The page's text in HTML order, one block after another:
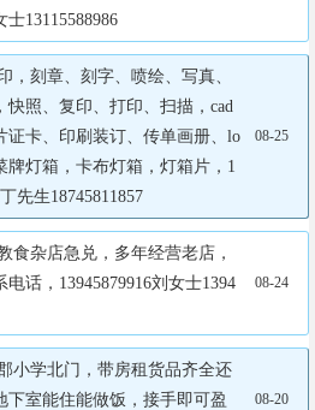
13115588986
，刻章、刻字、喷绘、写真、
照、复印、打印、扫描，cad
证卡、印刷装订、传单画册、lo
灯箱，卡布灯箱，灯箱片，1
先生18745811857
08-25
食杂店急兑，多年经营老店，
话，13945879916刘女士1394
08-24
小学北门，带房租货品齐全还
室能住能做饭，接手即可盈
08-20